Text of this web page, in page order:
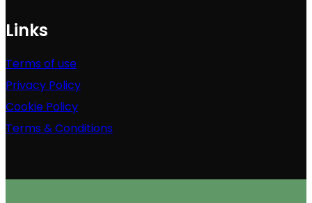
Links
Terms of use
Privacy Policy
Cookie Policy
Terms & Conditions